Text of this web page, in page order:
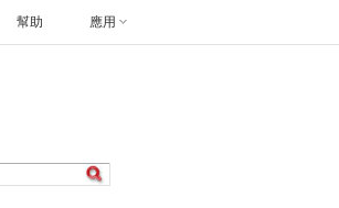
幫助 應用